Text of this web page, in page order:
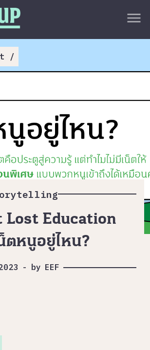
menu
close
/
Education
ตหนูอยู่ไหน?
- by EEF